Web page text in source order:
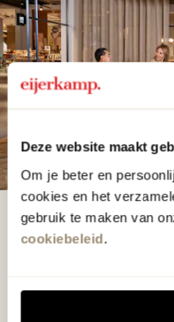
Deze website maakt
Om je beter en
cookies en het
gebruik te maken van
cookiebeleid.
De
Wie kent het